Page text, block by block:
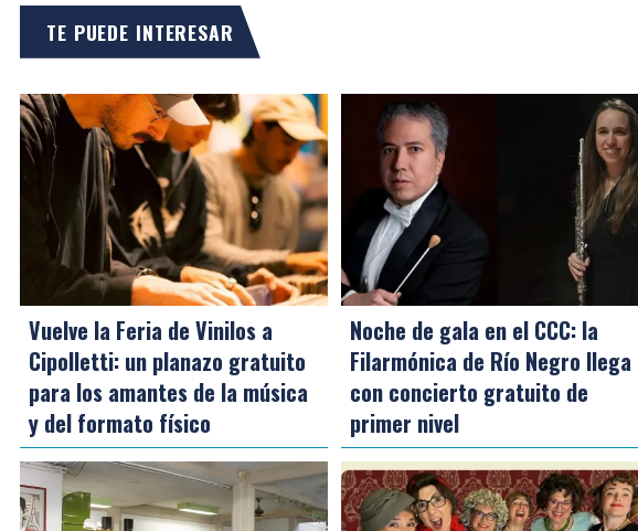
TE PUEDE INTERESAR
Vuelve la Feria de Vinilos a
Cipolletti: un planazo gratuito
para los amantes de la música
y del formato físico
Noche de gala en el CCC: la
Filarmónica de Río Negro llega
con concierto gratuito de
primer nivel